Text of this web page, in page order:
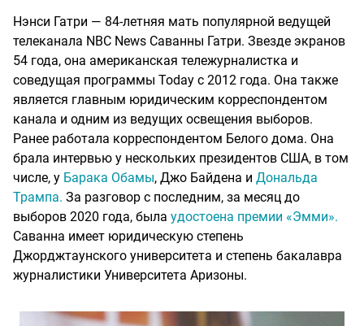
Нэнси Гатри — 84-летняя мать популярной ведущей
телеканала NBC News Саванны Гатри. Звезде экранов
54 года, она американская тележурналистка и
соведущая программы Today с 2012 года. Она также
является главным юридическим корреспондентом
канала и одним из ведущих освещения выборов.
Ранее работала корреспондентом Белого дома. Она
брала интервью у нескольких президентов США, в том
числе, у Барака Обамы, Джо Байдена и Дональда
Трампа. За разговор с последним, за месяц до
выборов 2020 года, была удостоена премии «Эмми».
Саванна имеет юридическую степень
Джорджтаунского университета и степень бакалавра
журналистики Университета Аризоны.